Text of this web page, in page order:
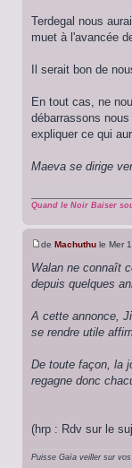
Terdegal nous
muet à l'avancée
Il serait bon de
En tout cas, ne
débarrassons
expliquer ce qui
Maeva se dirige
Quand le Noir Baiser
de Machuthu le Mer
Walan ne connaît
depuis quelques
A cette annonce,
se rendre utile
De toute façon, la
regagne donc
(hrp : Rdv sur le
Puisse Gaïa veiller sur vos